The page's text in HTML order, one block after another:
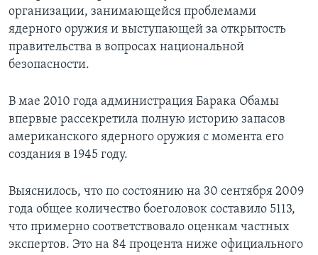
организации, занимающейся проблемами
ядерного оружия и выступающей за открытость
правительства в вопросах национальной
безопасности.
В мае 2010 года администрация Барака Обамы
впервые рассекретила полную историю запасов
американского ядерного оружия с момента его
создания в 1945 году.
Выяснилось, что по состоянию на 30 сентября 2009
года общее количество боеголовок составило 5113,
что примерно соответствовало оценкам частных
экспертов. Это на 84 процента ниже официального